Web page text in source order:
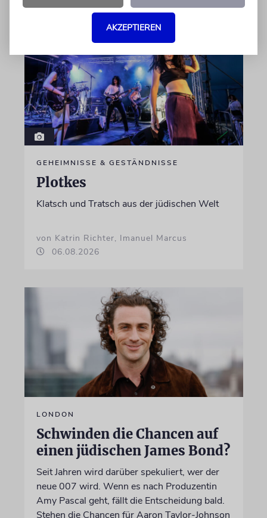
GEHEIMNISSE & GESTÄNDNISSE
Plotkes
Klatsch und Tratsch aus der jüdischen Welt
von Katrin Richter, Imanuel Marcus
06.08.2026
LONDON
Schwinden die Chancen auf
einen jüdischen James Bond?
Seit Jahren wird darüber spekuliert, wer der
neue 007 wird. Wenn es nach Produzentin
Amy Pascal geht, fällt die Entscheidung bald.
Stehen die Chancen für Aaron Taylor-Johnson
AKZEPTIEREN